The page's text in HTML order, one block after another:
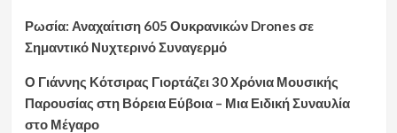
Ρωσία: Αναχαίτιση 605 Ουκρανικών Drones σε
Σημαντικό Νυχτερινό Συναγερμό
Ο Γιάννης Κότσιρας Γιορτάζει 30 Χρόνια Μουσικής
Παρουσίας στη Βόρεια Εύβοια – Μια Ειδική Συναυλία
στο Μέγαρο